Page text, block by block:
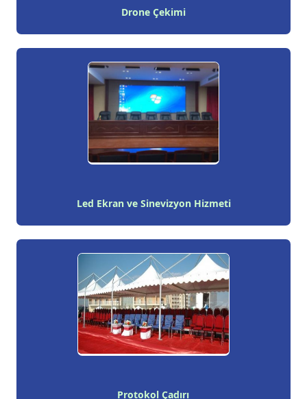
Drone Çekimi
Led Ekran ve Sinevizyon Hizmeti
Protokol Çadırı